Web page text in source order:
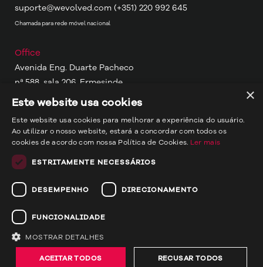
Wevolved
© wevolved 2024 - rights reserved
Terms and conditions
Privacy Policy
suporte@wevolved.com (+351) 220 992 645
Chamada para rede móvel nacional
Office
Avenida Eng. Duarte Pacheco
nª 588, sala 206, Ermesinde
4445-416, Porto, Portugal
Other Locations
Porto, Portugal
Portimão, Portugal
Maputo, Moçambique
×
Este website usa cookies
Este website usa cookies para melhorar a experiência do usuário.
Ao utilizar o nosso website, estará a concordar com todos os
cookies de acordo com nossa Política de Cookies. Ler mais
ESTRITAMENTE NECESSÁRIOS
DESEMPENHO DIRECIONAMENTO
FUNCIONALIDADE
MOSTRAR DETALHES
ACEITAR TODOS RECUSAR TODOS